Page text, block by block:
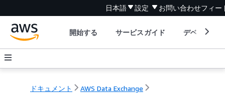
日本語 設定 お問い合わせフィー
開始する サービスガイド デベロッパ
ドキュメント AWS Data Exchange